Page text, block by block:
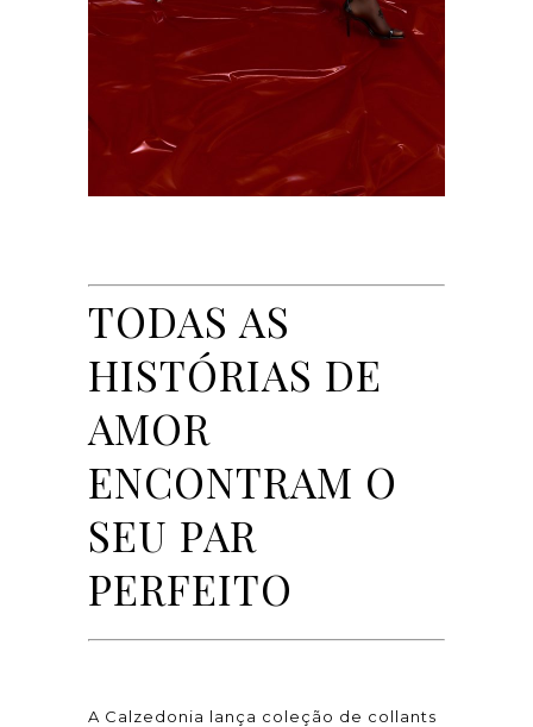
TODAS AS
HISTÓRIAS DE
AMOR
ENCONTRAM O
SEU PAR
PERFEITO
A Calzedonia lança coleção de collants